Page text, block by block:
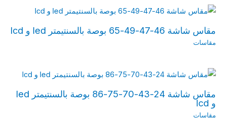
مقاس شاشة 46-47-49-65 بوصة بالسنتيمتر led و lcd
مقاسات
مقاس شاشة 24-43-70-75-86 بوصة بالسنتيمتر led
و lcd
مقاسات